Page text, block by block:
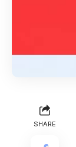
SHARE